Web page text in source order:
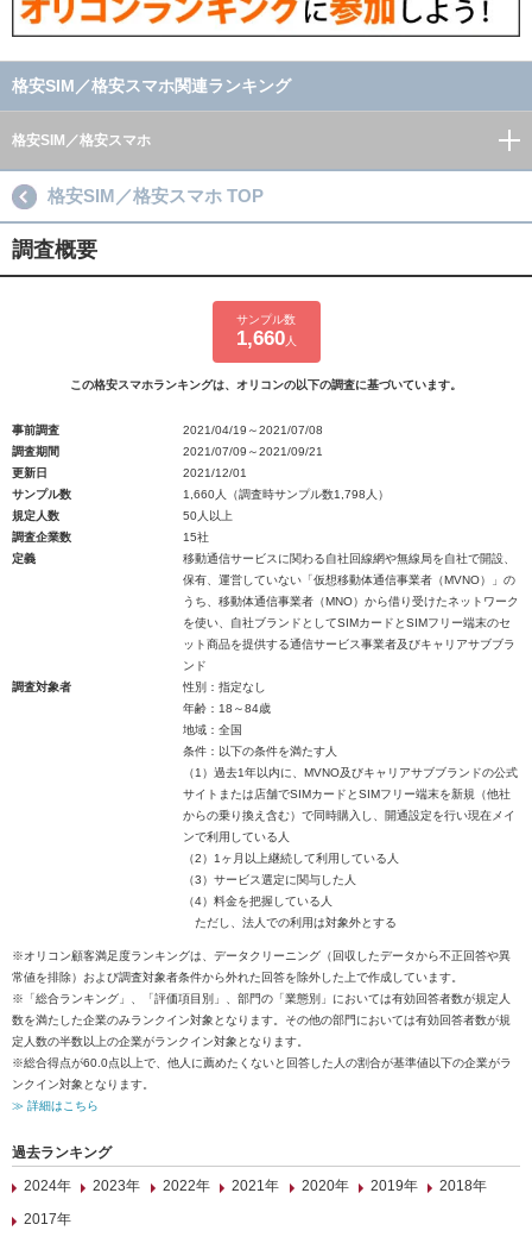
格安SIM／格安スマホ関連ランキング
格安SIM／格安スマホ
格安SIM／格安スマホ TOP
調査概要
サンプル数
1,660人
この格安スマホランキングは、オリコンの以下の調査に基づいています。
事前調査
2021/04/19～2021/07/08
調査期間
2021/07/09～2021/09/21
更新日
2021/12/01
サンプル数
1,660人（調査時サンプル数1,798人）
規定人数
50人以上
調査企業数
15社
定義
移動通信サービスに関わる自社回線網や無線局を自社で開設、
保有、運営していない「仮想移動体通信事業者（MVNO）」の
うち、移動体通信事業者（MNO）から借り受けたネットワーク
を使い、自社ブランドとしてSIMカードとSIMフリー端末のセ
ット商品を提供する通信サービス事業者及びキャリアサブブラ
ンド
調査対象者
性別：指定なし
年齢：18～84歳
地域：全国
条件：以下の条件を満たす人
（1）過去1年以内に、MVNO及びキャリアサブブランドの公式
サイトまたは店舗でSIMカードとSIMフリー端末を新規（他社
からの乗り換え含む）で同時購入し、開通設定を行い現在メイ
ンで利用している人
（2）1ヶ月以上継続して利用している人
（3）サービス選定に関与した人
（4）料金を把握している人
ただし、法人での利用は対象外とする
※オリコン顧客満足度ランキングは、データクリーニング（回収したデータから不正回答や異
常値を排除）および調査対象者条件から外れた回答を除外した上で作成しています。
※「総合ランキング」、「評価項目別」、部門の「業態別」においては有効回答者数が規定人
数を満たした企業のみランクイン対象となります。その他の部門においては有効回答者数が規
定人数の半数以上の企業がランクイン対象となります。
※総合得点が60.0点以上で、他人に薦めたくないと回答した人の割合が基準値以下の企業がラ
ンクイン対象となります。
≫ 詳細はこちら
過去ランキング
2024年
2023年 2022年 2021年 2020年 2019年
2018年
2017年